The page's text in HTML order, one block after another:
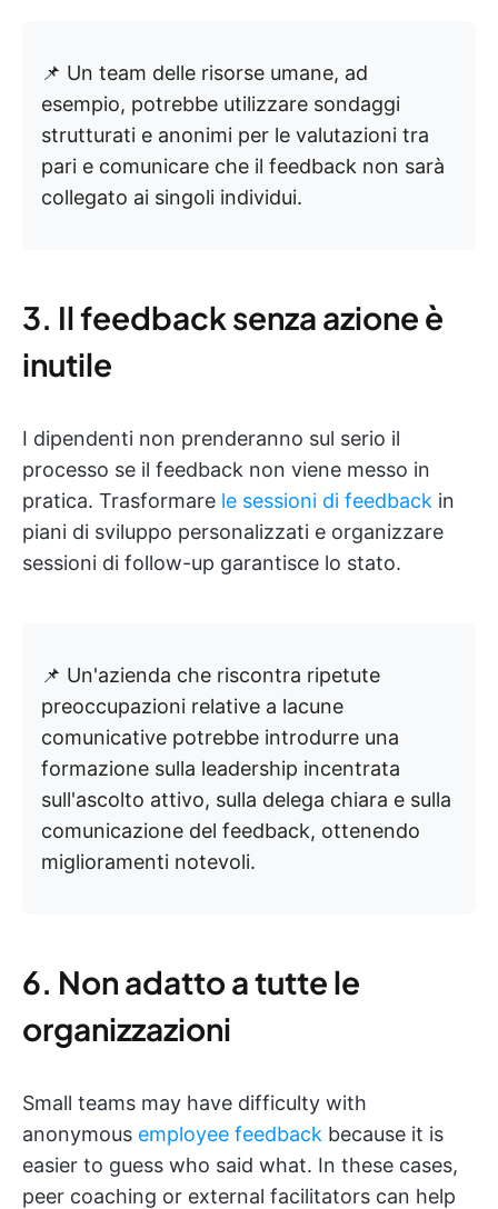
📌 Un team delle risorse umane, ad
esempio, potrebbe utilizzare sondaggi
strutturati e anonimi per le valutazioni tra
pari e comunicare che il feedback non sarà
collegato ai singoli individui.
3. Il feedback senza azione è
inutile
I dipendenti non prenderanno sul serio il
processo se il feedback non viene messo in
pratica. Trasformare le sessioni di feedback in
piani di sviluppo personalizzati e organizzare
sessioni di follow-up garantisce lo stato.
📌 Un'azienda che riscontra ripetute
preoccupazioni relative a lacune
comunicative potrebbe introdurre una
formazione sulla leadership incentrata
sull'ascolto attivo, sulla delega chiara e sulla
comunicazione del feedback, ottenendo
miglioramenti notevoli.
6. Non adatto a tutte le
organizzazioni
Small teams may have difficulty with
anonymous employee feedback because it is
easier to guess who said what. In these cases,
peer coaching or external facilitators can help